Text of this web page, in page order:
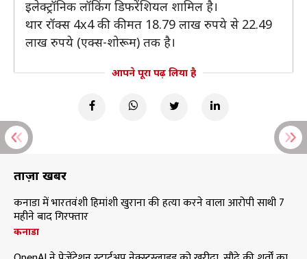
इलेक्ट्रॉनिक लॉकिंग डिफरेंशियल शामिल है।
थार रॉक्स 4x4 की कीमत 18.79 लाख रुपये से 22.49
लाख रुपये (एक्स-शोरूम) तक है।
आपने पूरा पढ़ लिया है
ताज़ा खबरें
कनाडा में भारतवंशी हिमांशी खुराना की हत्या करने वाला आरोपी साथी 7
महीने बाद गिरफ्तार
कनाडा